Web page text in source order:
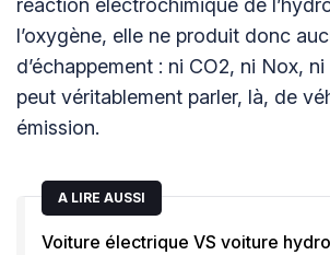
réaction électrochimique de
l’oxygène, elle ne produit donc
d’échappement : ni CO2, ni Nox,
peut véritablement parler, là, de
émission.
A LIRE AUSSI
Voiture électrique VS voiture